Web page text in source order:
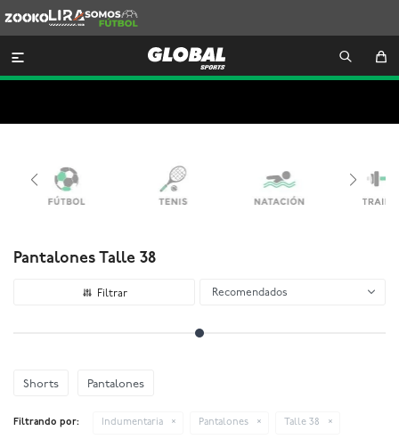
Lira
Somos
Futbol

Pantalones Talle 38
Recomendados
Shorts Pantalones
Filtrando por: Indumentaria Pantalones Talle 38